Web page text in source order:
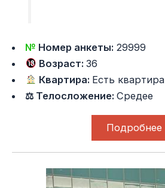
№ Номер анкеты: 29999
Возраст:36
Квартира: Есть квартира
⚖ Телосложение:Средее
Подробнее